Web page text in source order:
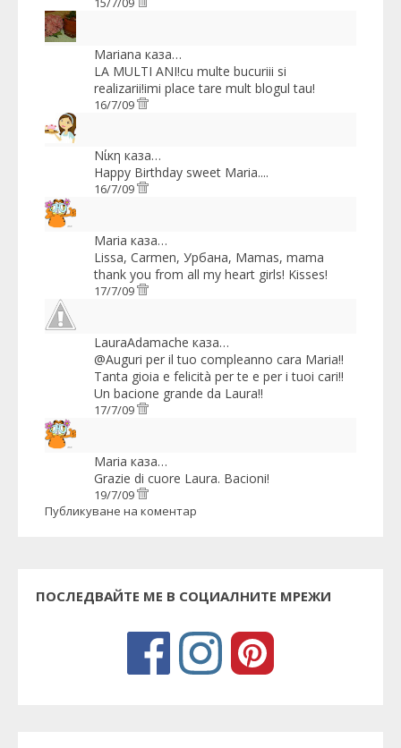
Mariana каза…
LA MULTI ANI!cu multe bucuriii si
realizarii!imi place tare mult blogul tau!
16/7/09
Νίκη каза…
Happy Birthday sweet Maria....
16/7/09
Maria каза…
Lissa, Carmen, Урбана, Mamas, mama
thank you from all my heart girls! Kisses!
17/7/09
LauraAdamache каза…
@Auguri per il tuo compleanno cara Maria!!
Tanta gioia e felicità per te e per i tuoi cari!!
Un bacione grande da Laura!!
17/7/09
Maria каза…
Grazie di cuore Laura. Bacioni!
19/7/09
Публикуване на коментар
ПОСЛЕДВАЙТЕ МЕ В СОЦИАЛНИТЕ МРЕЖИ